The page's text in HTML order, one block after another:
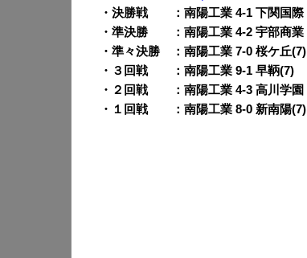
・決勝戦 ：南陽工業 4-1 下関国際
・準決勝 ：南陽工業 4-2 宇部商業
・準々決勝 ：南陽工業 7-0 桜ケ丘(7)
・３回戦 ：南陽工業 9-1 早鞆(7)
・２回戦 ：南陽工業 4-3 高川学園
・１回戦 ：南陽工業 8-0 新南陽(7)